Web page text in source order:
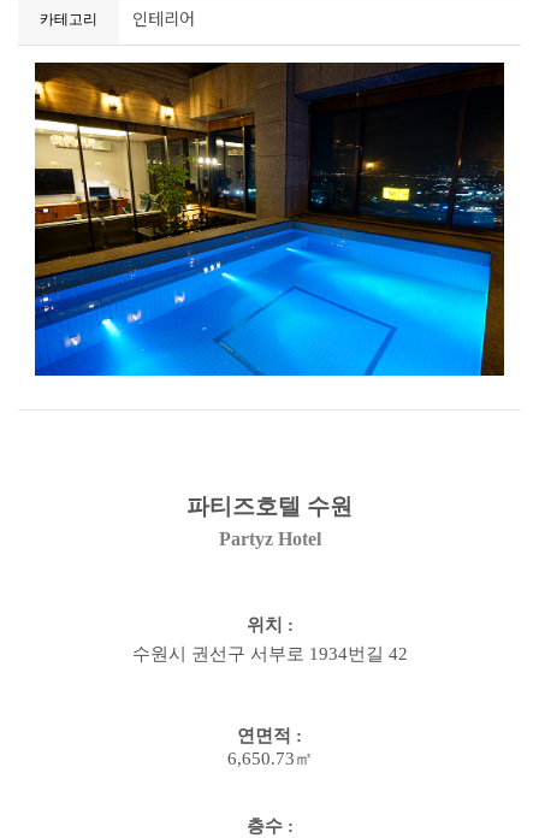
카테고리 인테리어
파티즈호텔 수원
Partyz Hotel
위치 :
수원시 권선구 서부로 1934번길 42
연면적 :
6,650.73㎡
층수: